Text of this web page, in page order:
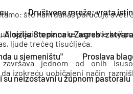
Društvene mreže: vrata
Stepinca u Zagreb i
u sjemeništu" Proslava
neizostavni u župnom pastoralu
što nam danas poručuje sveti
nailazimo na neke aspekte koji
ljude trećeg tisućljeća.
jednom od onih
da izokreću uobičajeni način